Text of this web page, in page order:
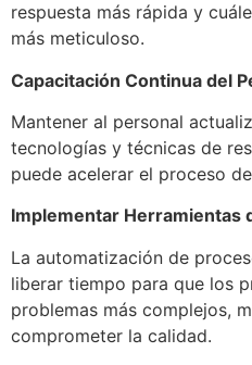
respuesta más rápida y
más meticuloso.
Capacitación Continua del
Mantener al personal
tecnologías y técnicas de
puede acelerar el proceso
Implementar Herramientas
La automatización de
liberar tiempo para que los
problemas más complejos,
comprometer la calidad.